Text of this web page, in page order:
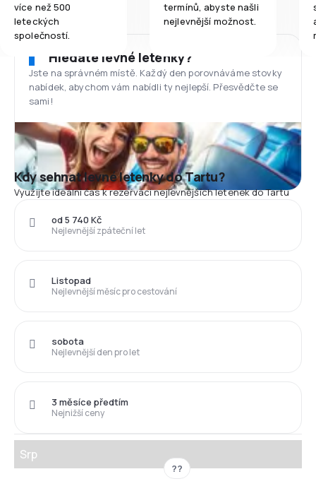
více než 500
leteckých
společností.
termínů, abyste našli
nejlevnější možnost.
Hledáte levné letenky?
Jste na správném místě. Každý den porovnáváme stovky
nabídek, abychom vám nabídli ty nejlepší. Přesvědčte se
sami!
Kdy sehnat levné letenky do Tartu?
Využijte ideální čas k rezervaci nejlevnějších letenek do Tartu
Nejlevnější zpáteční let
od 5 740 Kč
Nejlevnější měsíc pro cestování
Listopad
Nejlevnější den pro let
sobota
Nejnižší ceny
3 měsíce předtím
Srp
??